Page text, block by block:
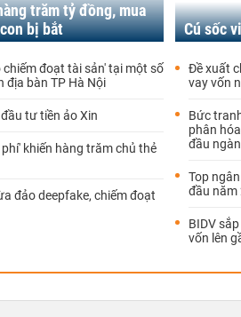
trăm tỷ đồng, mua
bị bắt
đoạt tài sản' tại một số
địa bàn TP Hà Nội
tư tiền ảo Xin
khiến hàng trăm chủ thẻ
đảo deepfake, chiếm đoạt
Cú sốc
Đề xuất
vay vốn
Bức
phân
đầu
Top
đầu năm
BIDV
vốn lên